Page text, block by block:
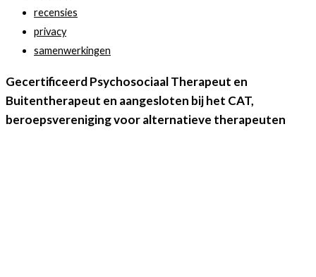
recensies
privacy
samenwerkingen
Gecertificeerd Psychosociaal Therapeut en
Buitentherapeut en aangesloten bij het CAT,
beroepsvereniging voor alternatieve therapeuten